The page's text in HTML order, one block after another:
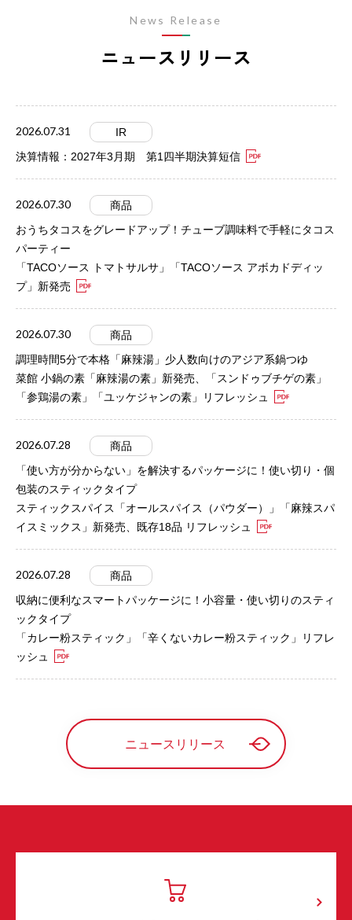
ニュースリリース
News Release
2026.07.31
IR
決算情報：2027年3月期 第1四半期決算短信
2026.07.30
商品
おうちタコスをグレードアップ！チューブ調味料で手軽にタコス
パーティー
「TACOソース トマトサルサ」「TACOソース アボカドディッ
プ」新発売
2026.07.30
商品
調理時間5分で本格「麻辣湯」少人数向けのアジア系鍋つゆ
菜館 小鍋の素「麻辣湯の素」新発売、「スンドゥブチゲの素」
「参鶏湯の素」「ユッケジャンの素」リフレッシュ
2026.07.28
商品
「使い方が分からない」を解決するパッケージに！使い切り・個
包装のスティックタイプ
スティックスパイス「オールスパイス（パウダー）」「麻辣スパ
イスミックス」新発売、既存18品 リフレッシュ
2026.07.28
商品
収納に便利なスマートパッケージに！小容量・使い切りのスティ
ックタイプ
「カレー粉スティック」「辛くないカレー粉スティック」リフレ
ッシュ
ニュースリリース